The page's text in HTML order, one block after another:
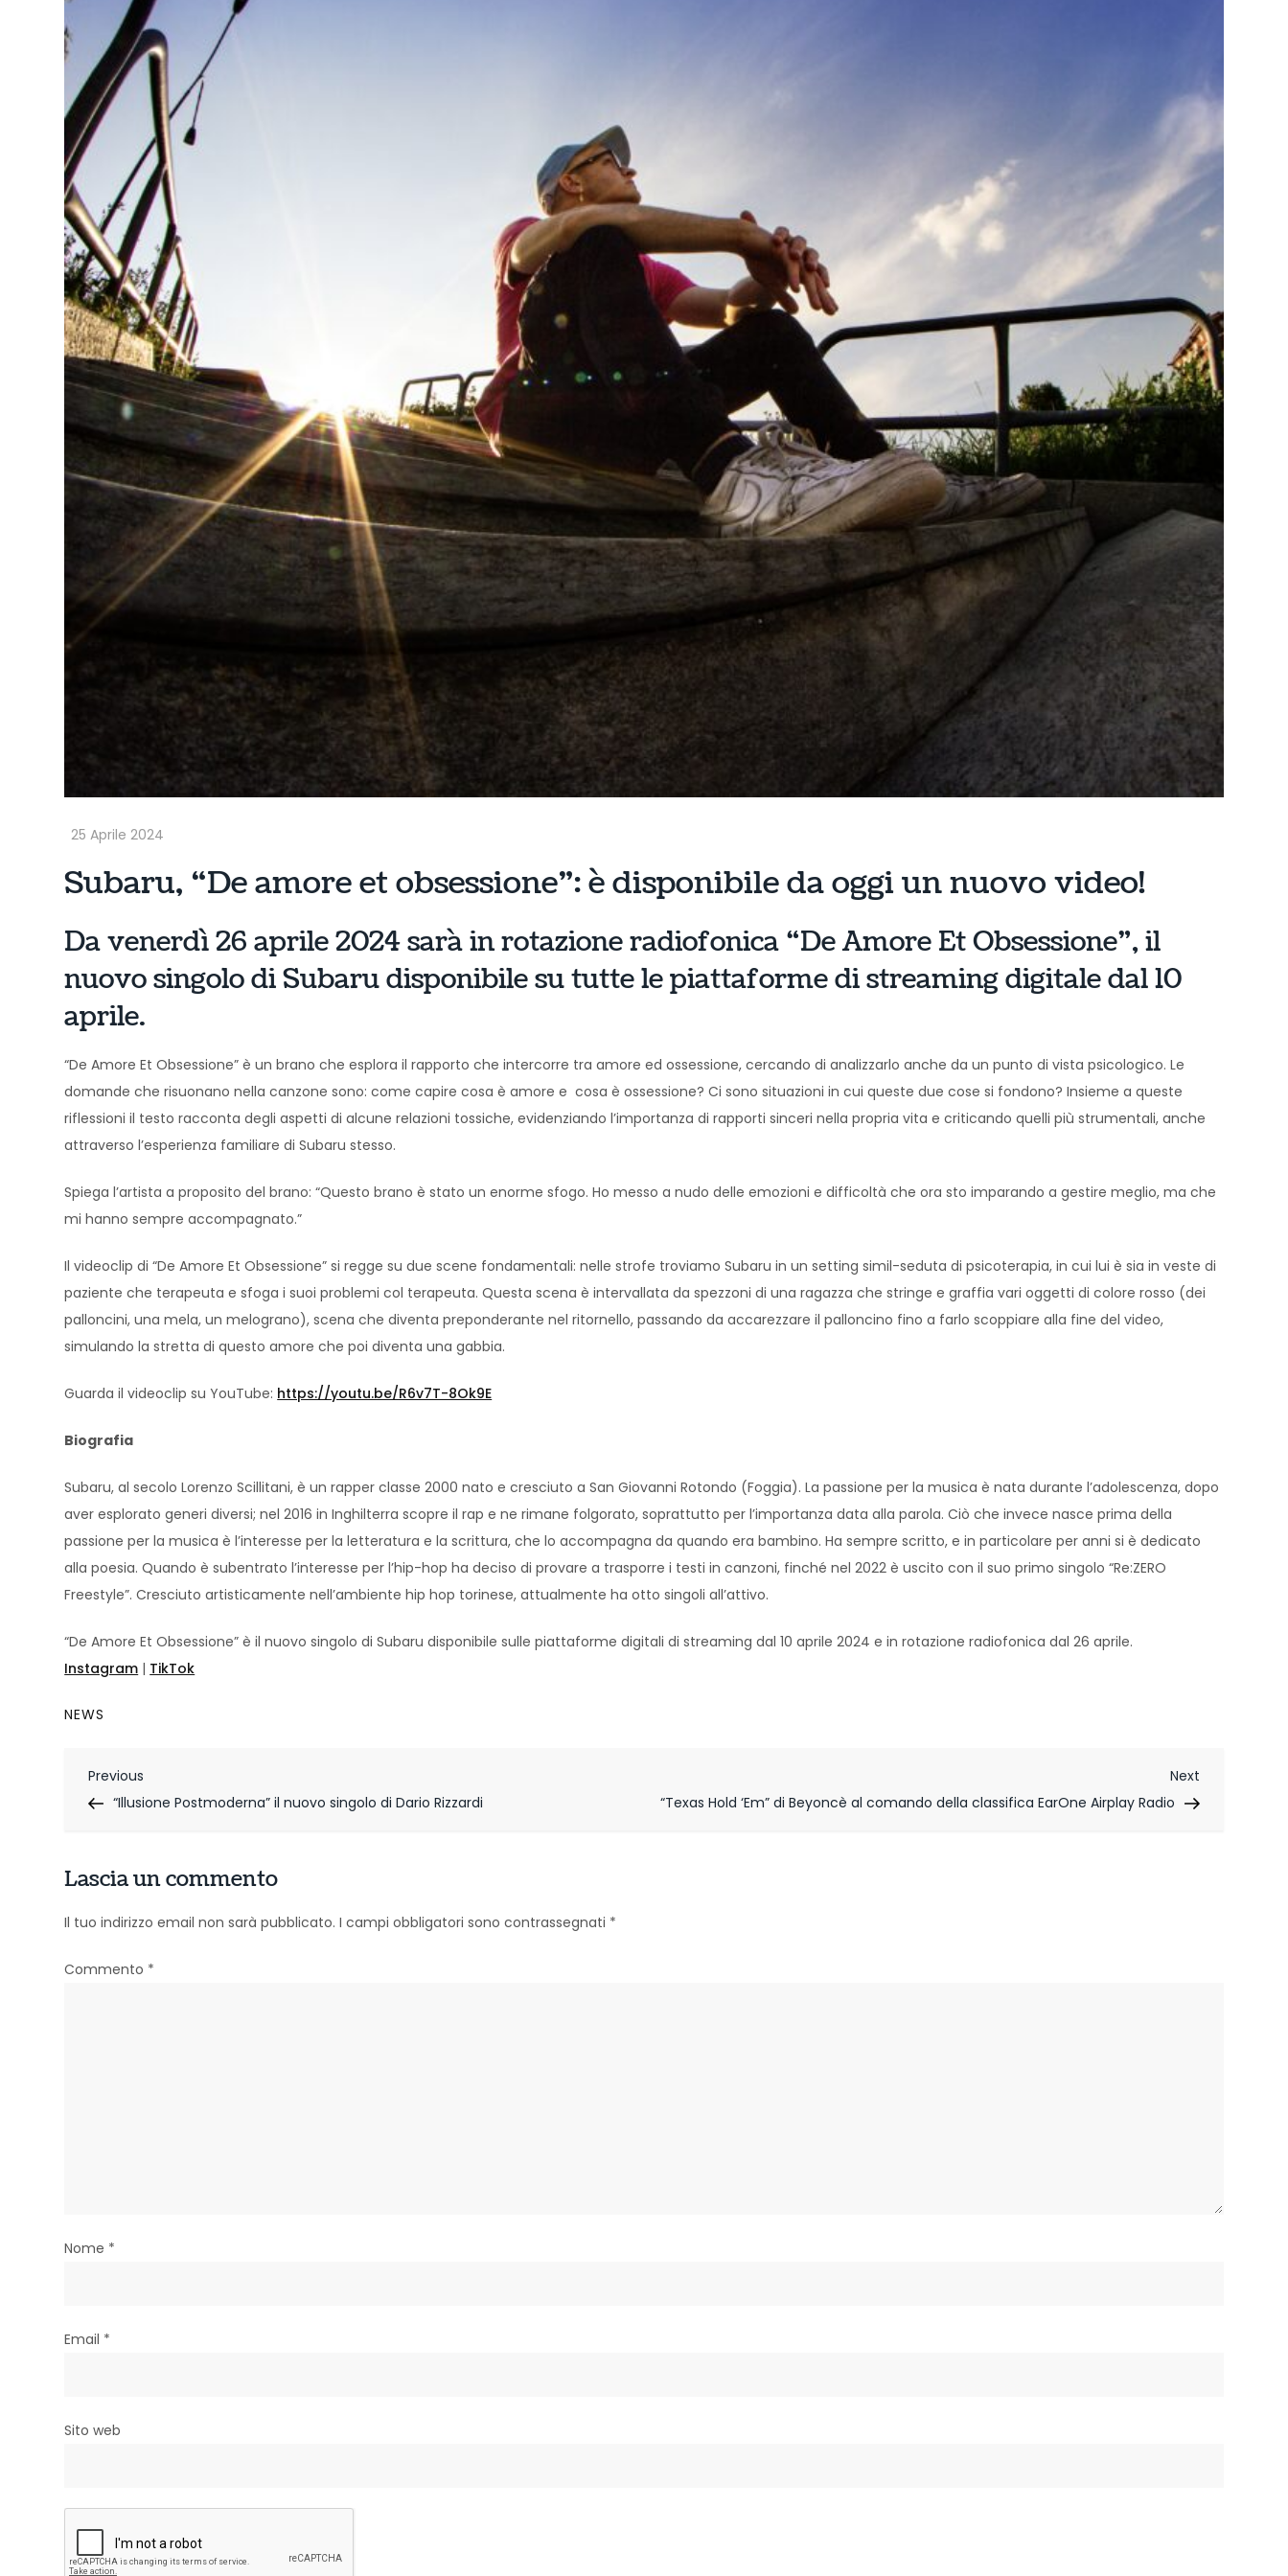
Subaru, “De amore et obsessione”: è disponibile da oggi un nuovo video!
Da venerdì 26 aprile 2024 sarà in rotazione radiofonica “De Amore Et Obsessione”, il
nuovo singolo di Subaru disponibile su tutte le piattaforme di streaming digitale dal 10
aprile.
“De Amore Et Obsessione” è un brano che esplora il rapporto che intercorre tra amore ed ossessione, cercando di analizzarlo anche da un punto di vista psicologico. Le
domande che risuonano nella canzone sono: come capire cosa è amore e cosa è ossessione? Ci sono situazioni in cui queste due cose si fondono? Insieme a queste
riflessioni il testo racconta degli aspetti di alcune relazioni tossiche, evidenziando l’importanza di rapporti sinceri nella propria vita e criticando quelli più strumentali, anche
attraverso l’esperienza familiare di Subaru stesso.
Spiega l’artista a proposito del brano: “Questo brano è stato un enorme sfogo. Ho messo a nudo delle emozioni e difficoltà che ora sto imparando a gestire meglio, ma che
mi hanno sempre accompagnato.”
Il videoclip di “De Amore Et Obsessione” si regge su due scene fondamentali: nelle strofe troviamo Subaru in un setting simil-seduta di psicoterapia, in cui lui è sia in veste di
paziente che terapeuta e sfoga i suoi problemi col terapeuta. Questa scena è intervallata da spezzoni di una ragazza che stringe e graffia vari oggetti di colore rosso (dei
palloncini, una mela, un melograno), scena che diventa preponderante nel ritornello, passando da accarezzare il palloncino fino a farlo scoppiare alla fine del video,
simulando la stretta di questo amore che poi diventa una gabbia.
Guarda il videoclip su YouTube: https://youtu.be/R6v7T-8Ok9E
Biografia
Subaru, al secolo Lorenzo Scillitani, è un rapper classe 2000 nato e cresciuto a San Giovanni Rotondo (Foggia). La passione per la musica è nata durante l’adolescenza, dopo
aver esplorato generi diversi; nel 2016 in Inghilterra scopre il rap e ne rimane folgorato, soprattutto per l’importanza data alla parola. Ciò che invece nasce prima della
passione per la musica è l’interesse per la letteratura e la scrittura, che lo accompagna da quando era bambino. Ha sempre scritto, e in particolare per anni si è dedicato
alla poesia. Quando è subentrato l’interesse per l’hip-hop ha deciso di provare a trasporre i testi in canzoni, finché nel 2022 è uscito con il suo primo singolo “Re:ZERO
Freestyle”. Cresciuto artisticamente nell’ambiente hip hop torinese, attualmente ha otto singoli all’attivo.
“De Amore Et Obsessione” è il nuovo singolo di Subaru disponibile sulle piattaforme digitali di streaming dal 10 aprile 2024 e in rotazione radiofonica dal 26 aprile.
Instagram | TikTok
NEWS
N
a
i
g
a
t
c
Previous
Post
Previous
“Illusione Postmoderna” il nuovo singolo di Dario Rizzardi
Next
Post
Next
“Texas Hold ‘Em” di Beyoncè al comando della classifica EarOne Airplay Radio
Lascia un commento
Il tuo indirizzo email non sarà pubblicato. I campi obbligatori sono contrassegnati *
Commento *
Nome *
Email *
Sito web